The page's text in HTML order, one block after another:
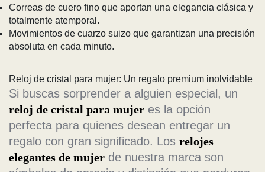
Correas de cuero fino que aportan una elegancia clásica y
totalmente atemporal.
Movimientos de cuarzo suizo que garantizan una precisión
absoluta en cada minuto.
Reloj de cristal para mujer: Un regalo premium inolvidable
Si buscas sorprender a alguien especial, un
reloj de cristal para mujer es la opción
perfecta para quienes desean entregar un
regalo con gran significado. Los relojes
elegantes de mujer de nuestra marca son